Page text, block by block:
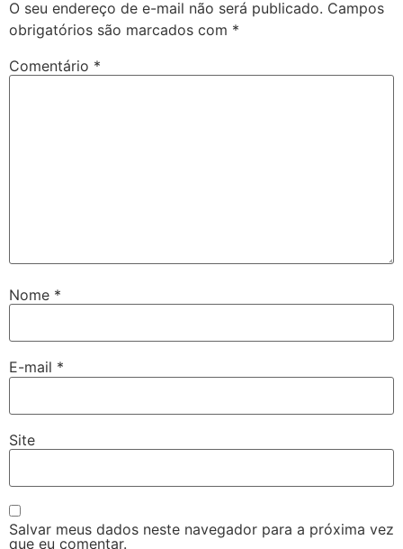
O seu endereço de e-mail não será publicado. Campos
obrigatórios são marcados com *
Comentário *
Nome *
E-mail *
Site
Salvar meus dados neste navegador para a próxima vez
que eu comentar.